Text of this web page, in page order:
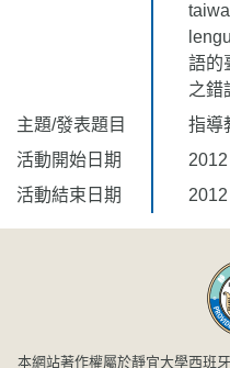
語的
之錯
主題/發表題目
指導
活動開始日期
2012
活動結束日期
2012
本網站著作權屬於靜宜大學西班